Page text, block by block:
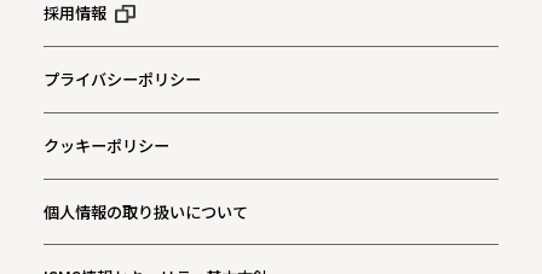
採用情報
プライバシーポリシー
クッキーポリシー
個人情報の取り扱いについて